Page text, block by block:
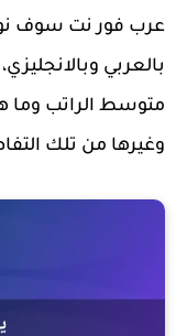
عرب فور نت سوف
بالعربي
متوسط الراتب وما
وغيرها من تلك